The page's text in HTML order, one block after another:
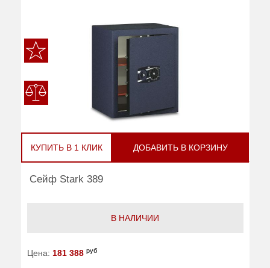
КУПИТЬ В 1 КЛИК ДОБАВИТЬ В КОРЗИНУ
Сейф Stark 389
В НАЛИЧИИ
Цена: 181 388 руб